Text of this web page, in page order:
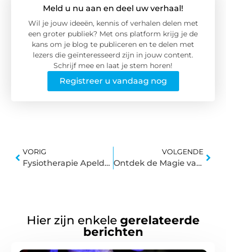
Meld u nu aan en deel uw verhaal!
Wil je jouw ideeën, kennis of verhalen delen met
een groter publiek? Met ons platform krijg je de
kans om je blog te publiceren en te delen met
lezers die geïnteresseerd zijn in jouw content.
Schrijf mee en laat je stem horen!
Registreer u vandaag nog
VORIG
Fysiotherapie Apeldoorn: Kwaliteit en Zorg op Maat Dichtbij Huis
VOLGENDE
Ontdek de Magie van een Interieurarchitect in Westland
Hier zijn enkele gerelateerde
berichten